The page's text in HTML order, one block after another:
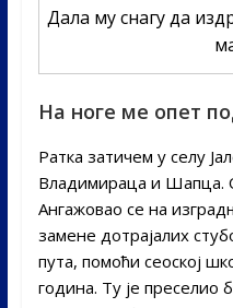
Дала му снагу да
На ноге ме опет
Ратка затичем у селу
Владимираца и Шапца.
Ангажовао се на
замене дотрајалих
пута, помоћи сеоској
година. Ту је преселио